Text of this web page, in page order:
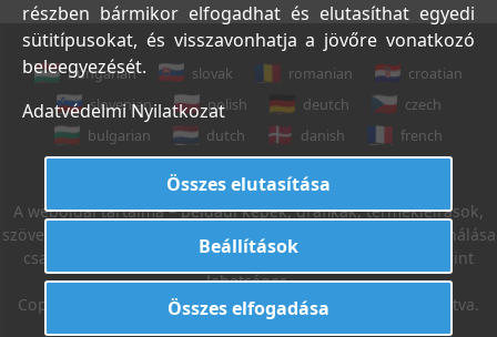
hungarian slovak romanian
croatian
slovenian
polish deutch
czech
bulgarian
dutch danish
french
A weboldal tartalma – például képek, grafikák, termékleírások,
szövegek, stb. – Leveleki Miklós E.V. tulajdona, azok felhasználása
csak az Általános Szerződési Feltételek 18. sz. pontja szerint
lehetséges.
Copyright © 2022. Leveleki Miklós E.V. Minden jog fenntartva.
részben bármikor elfogadhat és elutasíthat egyedi
sütitípusokat, és visszavonhatja a jövőre vonatkozó
beleegyezését.
Adatvédelmi Nyilatkozat
Összes elutasítása
Beállítások
Összes elfogadása